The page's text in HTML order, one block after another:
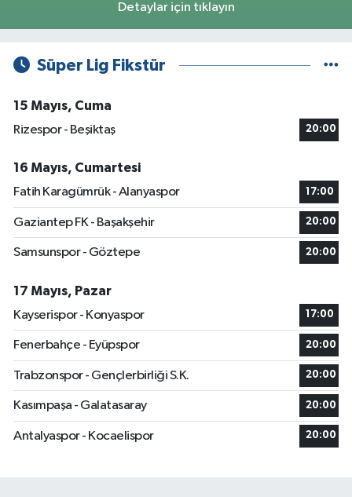
Detaylar için tıklayın
Süper Lig Fikstür
15 Mayıs, Cuma
Rizespor - Beşiktaş
20:00
16 Mayıs, Cumartesi
Fatih Karagümrük - Alanyaspor
17:00
Gaziantep FK - Başakşehir 20:00
Samsunspor - Göztepe 20:00
17 Mayıs, Pazar
Kayserispor - Konyaspor
17:00
Fenerbahçe - Eyüpspor 20:00
Trabzonspor - Gençlerbirliği S.K. 20:00
Kasımpaşa - Galatasaray 20:00
Antalyaspor - Kocaelispor 20:00